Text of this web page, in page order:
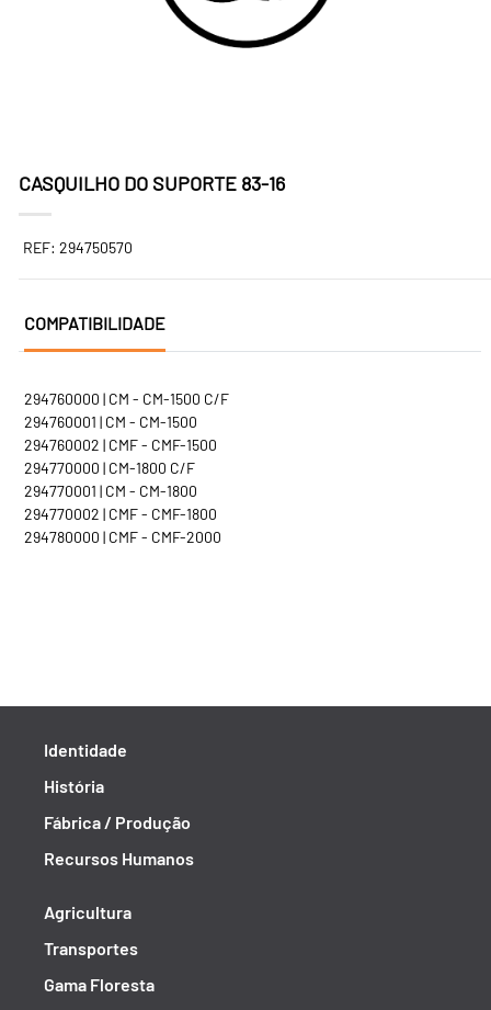
CASQUILHO DO SUPORTE 83-16
REF: 294750570
COMPATIBILIDADE
294760000 | CM - CM-1500 C/F
294760001 | CM - CM-1500
294760002 | CMF - CMF-1500
294770000 | CM-1800 C/F
294770001 | CM - CM-1800
294770002 | CMF - CMF-1800
294780000 | CMF - CMF-2000
Identidade
História
Fábrica / Produção
Recursos Humanos
Agricultura
Transportes
Gama Floresta